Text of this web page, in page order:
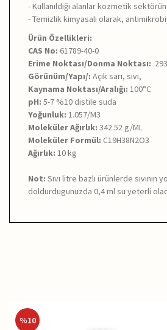
- Kullanıldığı alanlar kozmetik
- Temizlik kimyasalı olarak,
Ürün Özellikleri:
CAS No: 61789-40-0
Erime Noktası/Donma Noktası:
Görünüm/Yapı/: Açık sarı, sıvı,
Kaynama Noktası/Aralığı: 100°C
pH: 5-7 %10 distile suda
Yoğunluk: 1.057/M3
Moleküler Ağırlık: 342.52 g/ML
Moleküler Formül: C19H38N2O3
Ağırlık: 10 kg
Not: Sıvı litre bazlı ürünlerde
doldurdugunuzda 0,4 ml su yeterli
%10